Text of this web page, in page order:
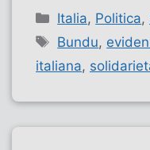
Categorie
Italia, Politica,
Tag
Bundu,
italiana,